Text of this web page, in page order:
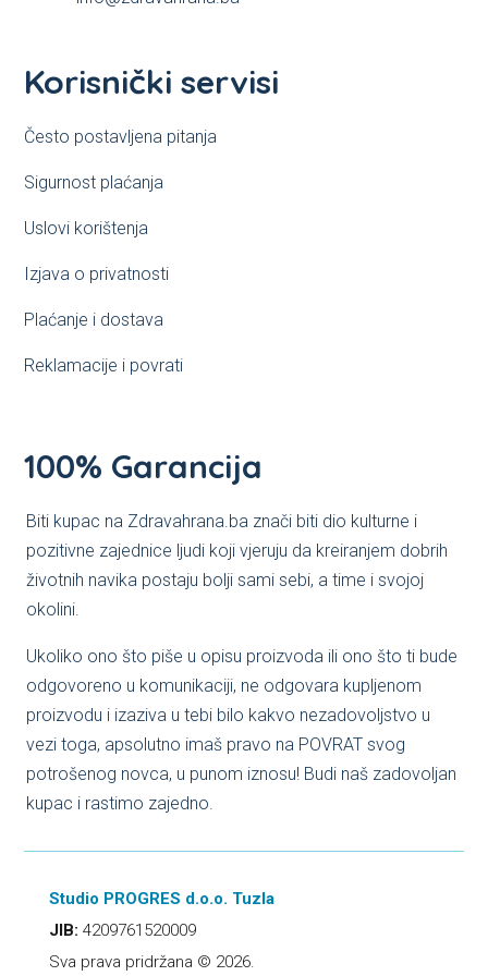
Korisnički servisi
Često postavljena pitanja
Sigurnost plaćanja
Uslovi korištenja
Izjava o privatnosti
Plaćanje i dostava
Reklamacije i povrati
100% Garancija
Biti kupac na Zdravahrana.ba znači biti dio kulturne i
pozitivne zajednice ljudi koji vjeruju da kreiranjem dobrih
životnih navika postaju bolji sami sebi, a time i svojoj
okolini.
Ukoliko ono što piše u opisu proizvoda ili ono što ti bude
odgovoreno u komunikaciji, ne odgovara kupljenom
proizvodu i izaziva u tebi bilo kakvo nezadovoljstvo u
vezi toga, apsolutno imaš pravo na POVRAT svog
potrošenog novca, u punom iznosu! Budi naš zadovoljan
kupac i rastimo zajedno.
Studio PROGRES d.o.o. Tuzla
JIB: 4209761520009
Sva prava pridržana © 2026.